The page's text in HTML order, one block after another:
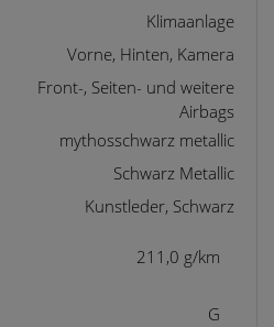
Klimaanlage
Vorne, Hinten, Kamera
Front-, Seiten- und weitere
Airbags
mythosschwarz metallic
Schwarz Metallic
Kunstleder, Schwarz
211,0 g/km
G